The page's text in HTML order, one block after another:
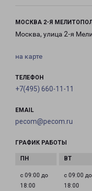
МОСКВА 2-Я
Москва, улица 2-я
на карте
ТЕЛЕФОН
+7(495) 660-11-11
EMAIL
pecom@pecom.ru
ГРАФИК РАБОТЫ
с 09:00 до
18:00
с 09:00 до
18:00